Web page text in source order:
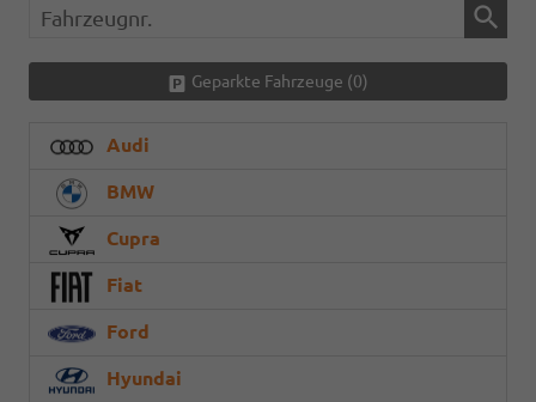
Fahrzeugnr.
Geparkte Fahrzeuge (0)
Audi
BMW
Cupra
Fiat
Ford
Hyundai